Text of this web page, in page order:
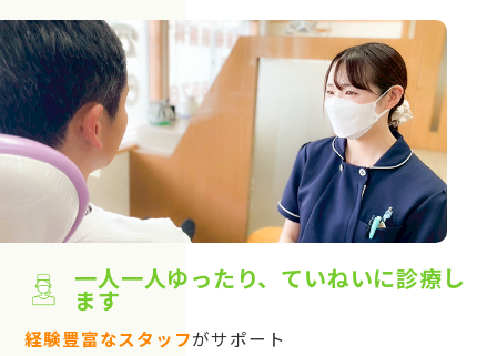
一人一人ゆったり、ていねいに診療し
ます
経験豊富なスタッフがサポート